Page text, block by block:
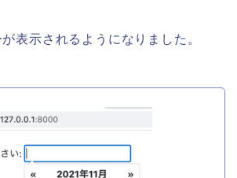
表示されるようになりました。